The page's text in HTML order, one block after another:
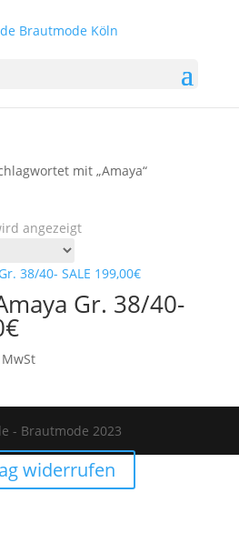
mit „Amaya“
angezeigt
Gr. 38/40-
- Brautmode 2023
widerrufen